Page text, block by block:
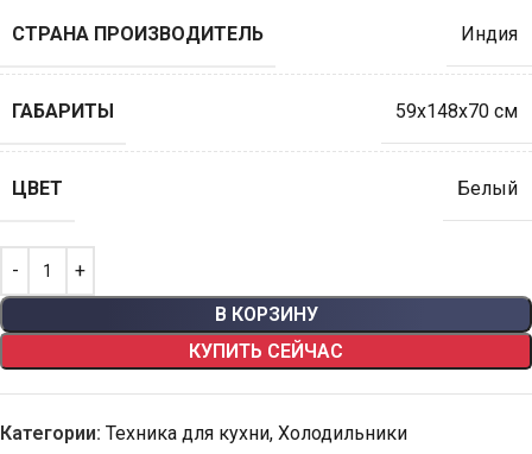
СТРАНА ПРОИЗВОДИТЕЛЬ Индия
ГАБАРИТЫ 59x148x70 см
ЦВЕТ Белый
В КОРЗИНУ
КУПИТЬ СЕЙЧАС
Категории: Техника для кухни, Холодильники